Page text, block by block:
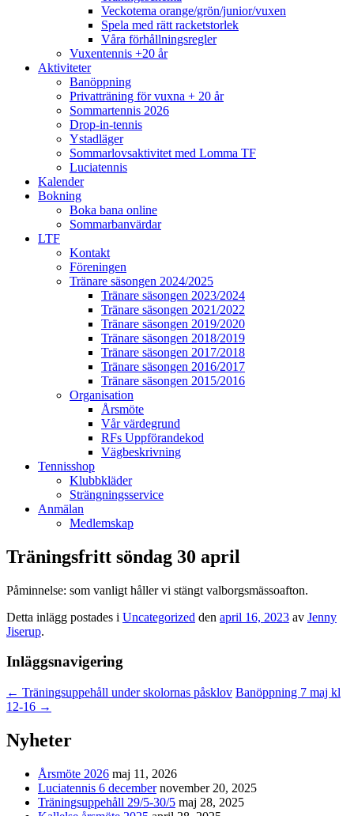
Veckotema orange/grön/junior/vuxen
Spela med rätt racketstorlek
Våra förhållningsregler
Vuxentennis +20 år
Aktiviteter
Banöppning
Privatträning för vuxna + 20 år
Sommartennis 2026
Drop-in-tennis
Ystadläger
Sommarlovsaktivitet med Lomma TF
Luciatennis
Kalender
Bokning
Boka bana online
Sommarbanvärdar
LTF
Kontakt
Föreningen
Tränare säsongen 2024/2025
Tränare säsongen 2023/2024
Tränare säsongen 2021/2022
Tränare säsongen 2019/2020
Tränare säsongen 2018/2019
Tränare säsongen 2017/2018
Tränare säsongen 2016/2017
Tränare säsongen 2015/2016
Organisation
Årsmöte
Vår värdegrund
RFs Uppförandekod
Vägbeskrivning
Tennisshop
Klubbkläder
Strängningsservice
Anmälan
Medlemskap
Träningsfritt söndag 30 april
Påminnelse: som vanligt håller vi stängt valborgsmässoafton.
Detta inlägg postades i Uncategorized den april 16, 2023 av Jenny
Jiserup.
Inläggsnavigering
← Träningsuppehåll under skolornas påsklov Banöppning 7 maj kl
12-16 →
Nyheter
Årsmöte 2026 maj 11, 2026
Luciatennis 6 december november 20, 2025
Träningsuppehåll 29/5-30/5 maj 28, 2025